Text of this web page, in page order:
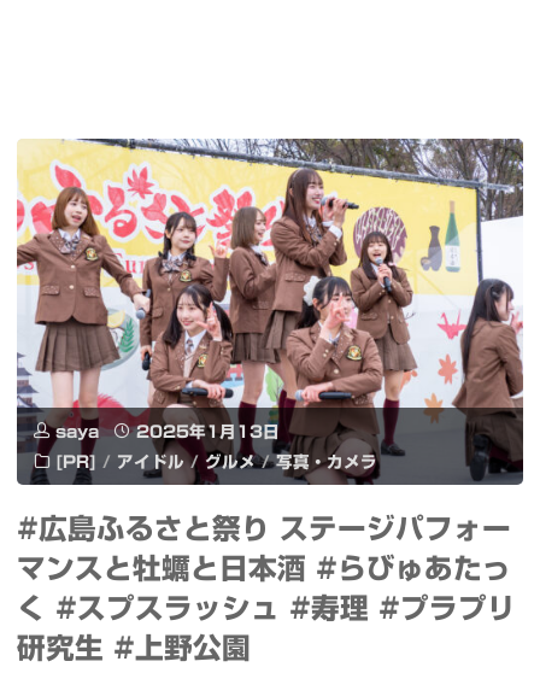
saya
2025年1月13日
[PR]
/ アイドル / グルメ / 写真・カメラ
#広島ふるさと祭り ステージパフォー
マンスと牡蠣と日本酒 #らびゅあたっ
く #スプスラッシュ #寿理 #プラプリ
研究生 #上野公園